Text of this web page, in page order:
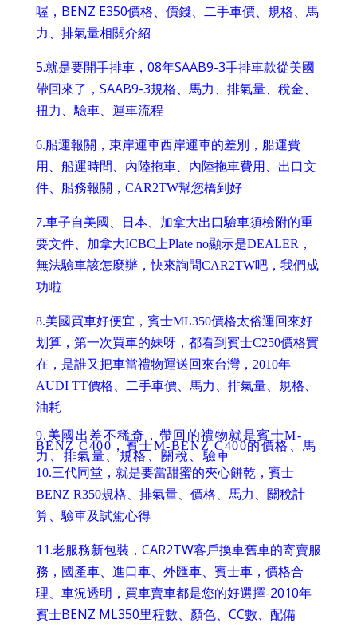
喔，BENZ E350價格、價錢、二手車價、規格、馬
力、排氣量相關介紹
5.就是要開手排車，08年SAAB9-3手排車款從美國
帶回來了，SAAB9-3規格、馬力、排氣量、稅金、
扭力、驗車、運車流程
6.船運報關，東岸運車西岸運車的差別，船運費
用、船運時間、內陸拖車、內陸拖車費用、出口文
件、船務報關，CAR2TW幫您橋到好
7.車子自美國、日本、加拿大出口驗車須檢附的重
要文件、加拿大ICBC上Plate no顯示是DEALER，
無法驗車該怎麼辦，快來詢問CAR2TW吧，我們成
功啦
8.美國買車好便宜，賓士ML350價格太俗運回來好
划算，第一次買車的妹呀，都看到賓士C250價格實
在，是誰又把車當禮物運送回來台灣，2010年
AUDI TT價格、二手車價、馬力、排氣量、規格、
油耗
9. 美國出差不稀奇，帶回的禮物就是賓士M-
BENZ C400，賓士M-BENZ C400的價格、馬
力、排氣量、規格、關稅、驗車
10.三代同堂，就是要當甜蜜的夾心餅乾，賓士
BENZ R350規格、排氣量、價格、馬力、關稅計
算、驗車及試駕心得
11.老服務新包裝，CAR2TW客戶換車舊車的寄賣服
務，國產車、進口車、外匯車、賓士車，價格合
理、車況透明，買車賣車都是您的好選擇-2010年
賓士BENZ ML350里程數、顏色、CC數、配備